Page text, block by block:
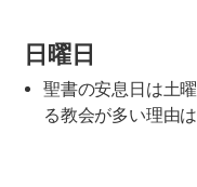
日曜日
聖書の安息日は土
る教会が多い理由